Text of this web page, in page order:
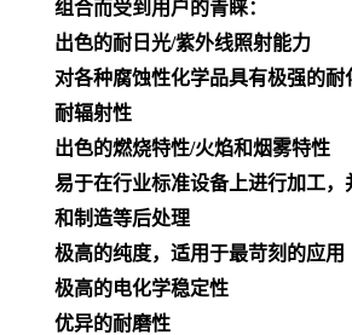
组合而受到用户的青睐：
出色的耐日光/紫外线照射能力
对各种腐蚀性化学品具有极强的耐
耐辐射性
出色的燃烧特性/火焰和烟雾特性
易于在行业标准设备上进行加工，
和制造等后处理
极高的纯度，适用于最苛刻的应用
极高的电化学稳定性
优异的耐磨性